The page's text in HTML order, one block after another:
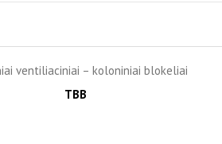
ventiliaciniai – koloniniai blokeliai
TBB